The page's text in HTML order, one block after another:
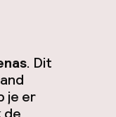
. Dit
je er